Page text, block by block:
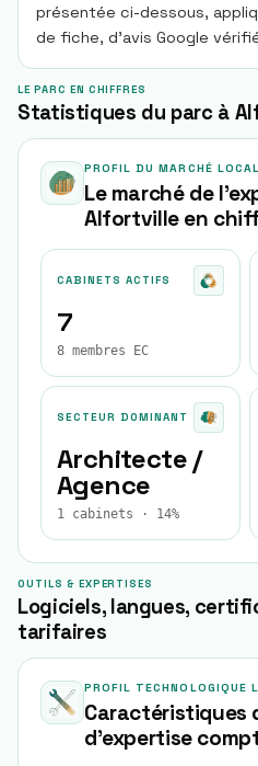
présentée ci-dessous,
de fiche, d’avis Google
LE PARC EN CHIFFRES
Statistiques du parc à
PROFIL DU MARCHÉ LOCAL
Le marché de
Alfortvilleen
CABINETS ACTIFS
7
8 membres EC
SECTEUR DOMINANT
Architecte /
Agence
1 cabinets · 14%
OUTILS & EXPERTISES
Logiciels, langues,
tarifaires
PROFIL TECHNOLOGIQUE
Caractéristiques
d'expertise